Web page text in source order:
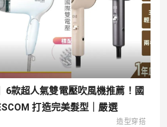
6款超人氣雙電壓吹風機推薦！國
打造完美髮型｜嚴選
造型穿搭